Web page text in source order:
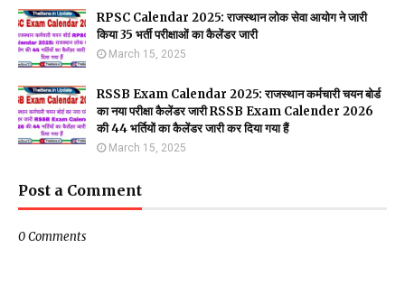
RPSC Calendar 2025: राजस्थान लोक सेवा आयोग ने जारी
किया 35 भर्ती परीक्षाओं का कैलेंडर जारी
March 15, 2025
RSSB Exam Calendar 2025: राजस्थान कर्मचारी चयन बोर्ड
का नया परीक्षा कैलेंडर जारी RSSB Exam Calender 2026
की 44 भर्तियों का कैलेंडर जारी कर दिया गया हैं
March 15, 2025
Post a Comment
0 Comments